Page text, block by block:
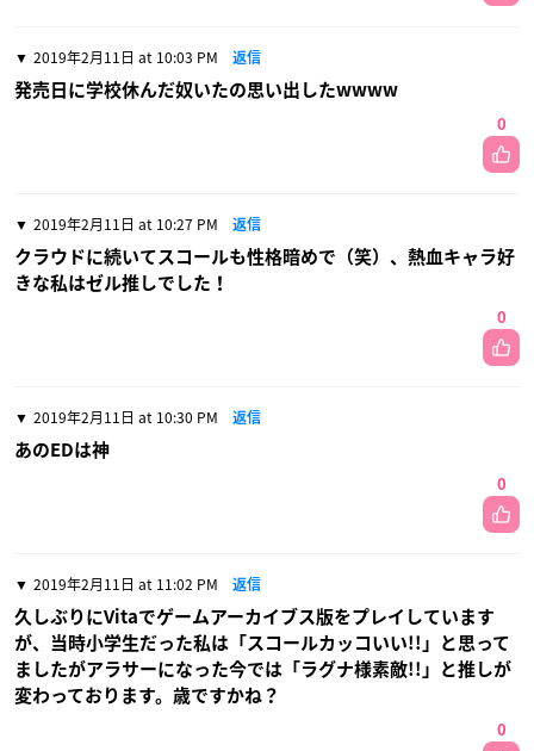
2019年2月11日 at 10:03 PM 返信
発売日に学校休んだ奴いたの思い出したwwww
0
2019年2月11日 at 10:27 PM 返信
クラウドに続いてスコールも性格暗めで（笑）、熱血キャラ好
きな私はゼル推しでした！
0
2019年2月11日 at 10:30 PM 返信
あのEDは神
0
2019年2月11日 at 11:02 PM 返信
久しぶりにVitaでゲームアーカイブス版をプレイしています
が、当時小学生だった私は「スコールカッコいい!!」と思って
ましたがアラサーになった今では「ラグナ様素敵!!」と推しが
変わっております。歳ですかね？
0